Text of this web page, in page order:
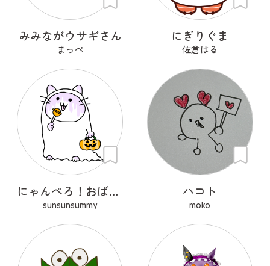
みみながウサギさん
まっぺ
にぎりぐま
佐倉はる
にゃんぺろ！おばけっ
sunsunsummy
ハコト
moko